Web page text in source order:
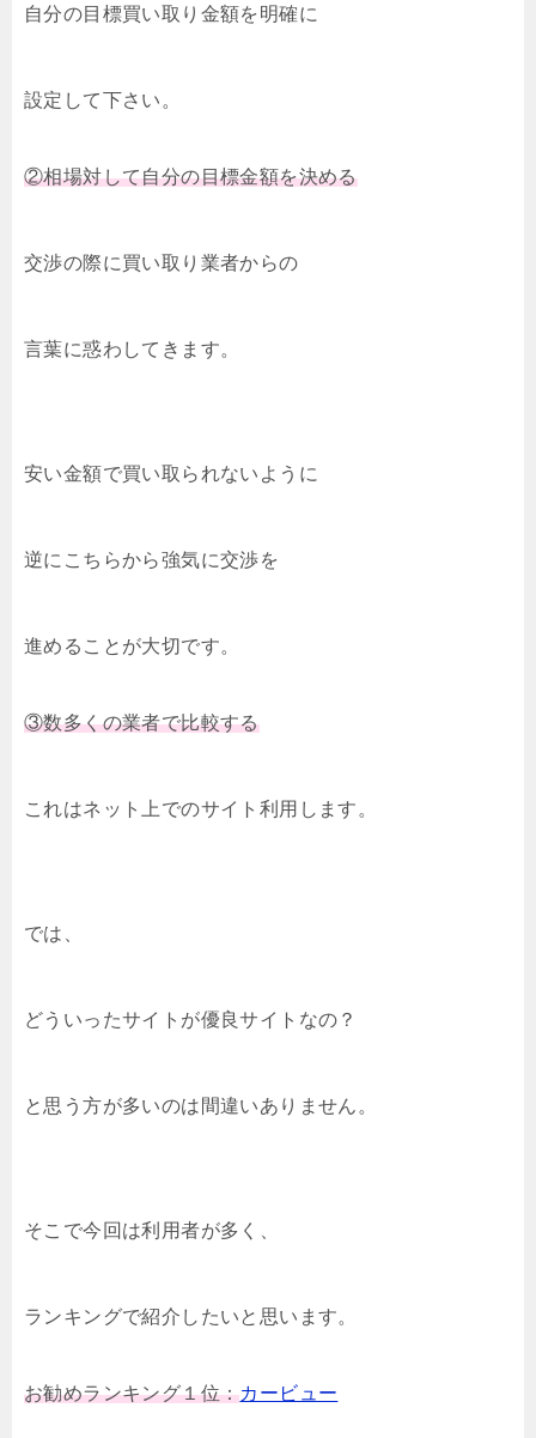
自分の目標買い取り金額を明確に
設定して下さい。
②相場対して自分の目標金額を決める
交渉の際に買い取り業者からの
言葉に惑わしてきます。
安い金額で買い取られないように
逆にこちらから強気に交渉を
進めることが大切です。
③数多くの業者で比較する
これはネット上でのサイト利用します。
では、
どういったサイトが優良サイトなの？
と思う方が多いのは間違いありません。
そこで今回は利用者が多く、
ランキングで紹介したいと思います。
お勧めランキング１位：カービュー